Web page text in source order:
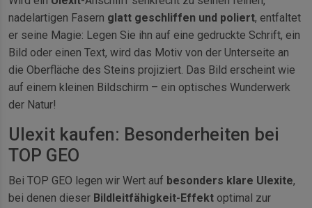
nadelartigen Fasern glatt geschliffen und poliert, entfaltet
er seine Magie: Legen Sie ihn auf eine gedruckte Schrift, ein
Bild oder einen Text, wird das Motiv von der Unterseite an
die Oberfläche des Steins projiziert. Das Bild erscheint wie
auf einem kleinen Bildschirm – ein optisches Wunderwerk
der Natur!
Ulexit kaufen: Besonderheiten bei
TOP GEO
Bei TOP GEO legen wir Wert auf besonders klare Ulexite,
bei denen dieser Bildleitfähigkeit-Effekt optimal zur